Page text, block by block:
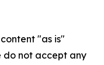
"as is"
do not accept any